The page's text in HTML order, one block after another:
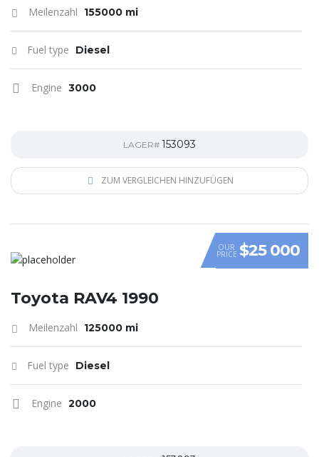
Meilenzahl 155000 mi
Fuel type Diesel
Engine 3000
LAGER# 153093
ZUM VERGLEICHEN HINZUFÜGEN
OUR
PRICE $25 000
Toyota RAV4 1990
Meilenzahl 125000 mi
Fuel type Diesel
Engine 2000